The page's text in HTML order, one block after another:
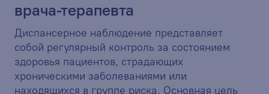
врача-терапевта
Диспансерное наблюдение представляет
собой регулярный контроль за состоянием
здоровья пациентов, страдающих
хроническими заболеваниями или
находящихся в группе риска. Основная цель